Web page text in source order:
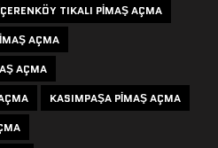
TIKALI PIMAŞ AÇMA
AÇMA
AÇMA
KASIMPAŞA PIMAŞ AÇMA